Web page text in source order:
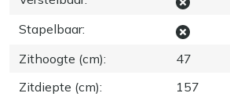
Stapelbaar:
Zithoogte (cm):
47
Zitdiepte (cm): 157